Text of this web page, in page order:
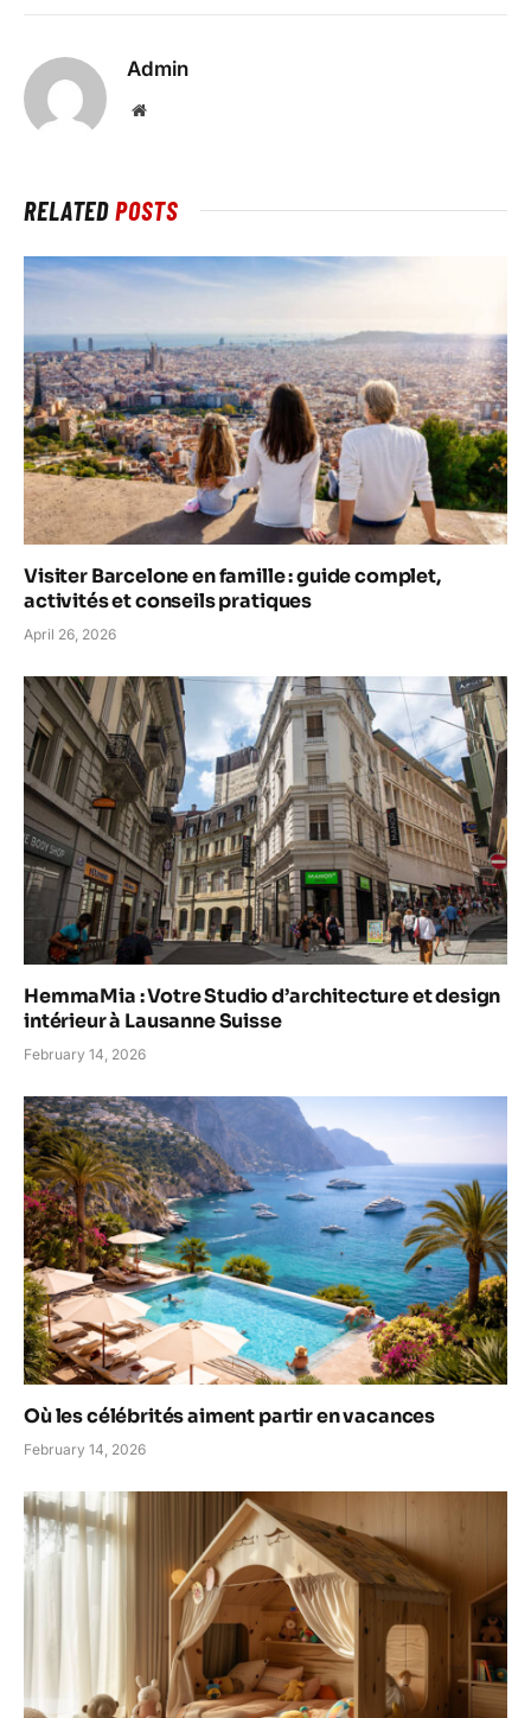
Admin
Website
RELATEDPOSTS
Visiter Barcelone en famille : guide complet,
activités et conseils pratiques
April 26, 2026
HemmaMia : Votre Studio d’architecture et design
intérieur à Lausanne Suisse
February 14, 2026
Où les célébrités aiment partir en vacances
February 14, 2026